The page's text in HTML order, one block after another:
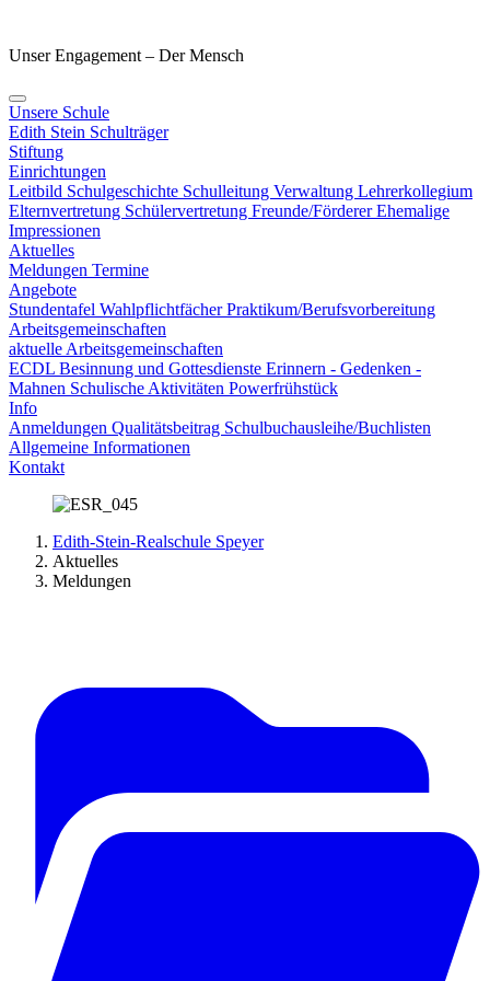
Unser Engagement – Der Mensch
Unsere Schule
Edith Stein Schulträger
Stiftung
Einrichtungen
Leitbild Schulgeschichte Schulleitung Verwaltung Lehrerkollegium
Elternvertretung Schülervertretung Freunde/FördererEhemalige
Impressionen
Aktuelles
Meldungen Termine
Angebote
Stundentafel WahlpflichtfächerPraktikum/Berufsvorbereitung
Arbeitsgemeinschaften
aktuelle Arbeitsgemeinschaften
ECDL Besinnung und Gottesdienste Erinnern - Gedenken -
Mahnen Schulische Aktivitäten Powerfrühstück
Info
Anmeldungen Qualitätsbeitrag Schulbuchausleihe/Buchlisten
Allgemeine Informationen
Kontakt
Edith-Stein-Realschule Speyer
Aktuelles
Meldungen